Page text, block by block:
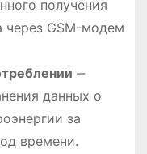
получения
через GSM-модем
‒
данных о
за
времени․